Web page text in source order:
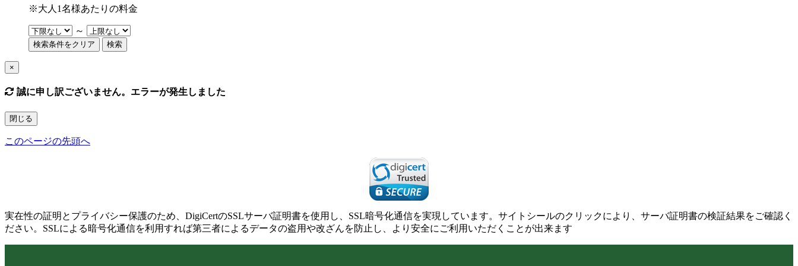
※大人1名様あたりの料金
～
検索条件をクリア 検索
×
誠に申し訳ございません。エラーが発生しました
閉じる
このページの先頭へ
実在性の証明とプライバシー保護のため、DigiCertのSSLサーバ証明書を使用し、SSL暗号化通信を実現しています。サイトシールのクリックにより、サーバ証明書の検証結果をご確認く
ださい。SSLによる暗号化通信を利用すれば第三者によるデータの盗用や改ざんを防止し、より安全にご利用いただくことが出来ます